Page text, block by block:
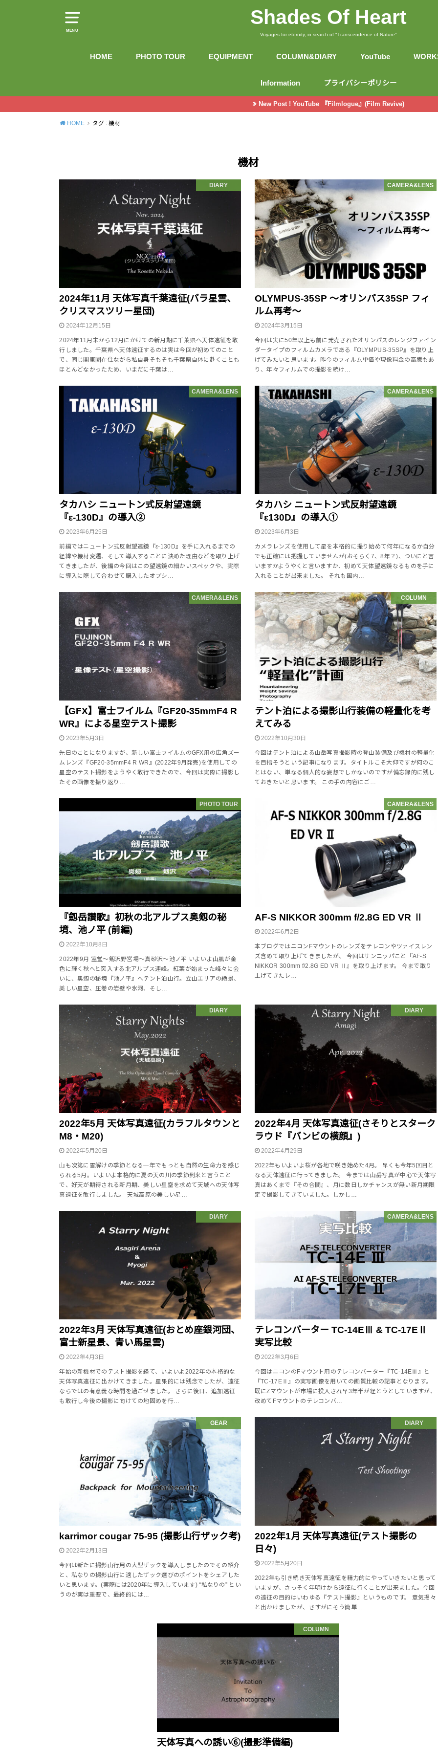
MENU
Shades Of Heart
Voyages for eternity, in search of "Transcendence of Nature"
HOME PHOTO TOUR EQUIPMENT
CAMERA&LENS
COLUMN&DIARY
COLUMN
DIARY
YouTube
Information プライバシーポリシー
New Post ! YouTube 『Filmlogue』(Film Revive)
HOME タグ : 機材
機材
DIARY
2024年11月 天体写真千葉遠征(バラ星雲、
クリスマスツリー星団)
2024年12月15日
2024年11月末から12月にかけての新月期に千葉県へ天体遠征を敢
行しました。千葉県へ天体遠征するのは実は今回が初めてのこと
で、同じ関東圏在住ながら私自身そもそも千葉県自体に赴くことも
ほとんどなかったため、いまだに千葉は…
CAMERA&LENS
OLYMPUS-35SP ～オリンパス35SP フィ
ルム再考～
2024年3月15日
今回は実に50年以上も前に発売されたオリンパスのレンジファイン
ダータイプのフィルムカメラである『OLYMPUS-35SP』を取り上
げてみたいと思います。昨今のフィルム単価や現像料金の高騰もあ
り、年々フィルムでの撮影を続け…
CAMERA&LENS
タカハシ ニュートン式反射望遠鏡
『ε-130D』の導入②
2023年6月25日
前編ではニュートン式反射望遠鏡『ε-130D』を手に入れるまでの
経緯や機材変遷、そして導入することに決めた理由などを取り上げ
てきましたが、後編の今回はこの望遠鏡の細かいスペックや、実際
に導入に際して合わせて購入したオプシ…
CAMERA&LENS
タカハシ ニュートン式反射望遠鏡
『ε130D』の導入①
2023年6月3日
カメラレンズを使用して星を本格的に撮り始めて何年になるか自分
でも正確には把握していませんが(おそらく7、8年？)、ついにと言
いますかようやくと言いますか、初めて天体望遠鏡なるものを手に
入れることが出来ました。 それも国内…
CAMERA&LENS
【GFX】富士フイルム『GF20-35mmF4 R
WR』による星空テスト撮影
2023年5月3日
先日のことになりますが、新しい富士フイルムのGFX用の広角ズー
ムレンズ『GF20-35mmF4 R WR』(2022年9月発売)を使用しての
星空のテスト撮影をようやく敢行できたので、今回は実際に撮影し
たその画像を振り返り…
COLUMN
テント泊による撮影山行装備の軽量化を考
えてみる
2022年10月30日
今回はテント泊による山岳写真撮影時の登山装備及び機材の軽量化
を目指そうという記事になります。タイトルこそ大仰ですが何のこ
とはない、単なる個人的な妄想でしかないのですが備忘録的に残し
ておきたいと思います。 この手の内容にご…
PHOTO TOUR
『劔岳讃歌』初秋の北アルプス奥剱の秘
境、池ノ平 (前編)
2022年10月8日
2022年9月 室堂～剱沢野営場～真砂沢～池ノ平 いよいよ山肌が金
色に輝く秋へと突入する北アルプス連峰。紅葉が始まった峰々に会
いに、奥剱の秘境『池ノ平』へテント泊山行。立山エリアの絶景、
美しい星空、圧巻の岩壁や氷河、そし…
CAMERA&LENS
AF-S NIKKOR 300mm f/2.8G ED VR Ⅱ
2022年6月2日
本ブログではニコンFマウントのレンズをテレコンやツァイスレン
ズ含めて取り上げてきましたが、 今回はサンニッパこと『AF-S
NIKKOR 300mm f/2.8G ED VR Ⅱ』を取り上げます。 今まで取り
上げてきたレ…
DIARY
2022年5月 天体写真遠征(カラフルタウンと
M8・M20)
2022年5月20日
山も次第に雪解けの季節となる一年でもっとも自然の生命力を感じ
られる5月。いよいよ本格的に夏の天の川の季節到来と言うこと
で、好天が期待される新月期、美しい星空を求めて天城への天体写
真遠征を敢行しました。 天城高原の美しい星…
DIARY
2022年4月 天体写真遠征(さそりとスターク
ラウド『バンビの横顔』)
2022年4月29日
2022年もいよいよ桜が各地で咲き始めた4月。 早くも今年5回目と
なる天体遠征に行ってきました。 今までは山岳写真が中心で天体写
真はあくまで『その合間』、月に数日しかチャンスが無い新月期限
定で撮影してきていました。しかし…
DIARY
2022年3月 天体写真遠征(おとめ座銀河団、
富士新星景、青い馬星雲)
2022年4月3日
年始の新機材でのテスト撮影を経て、いよいよ2022年の本格的な
天体写真遠征に出かけてきました。星果的には残念でしたが、遠征
ならではの有意義な時間を過ごせました。 さらに後日、追加遠征
も敢行し今後の撮影に向けての地固めを行…
CAMERA&LENS
テレコンバーター TC-14EⅢ & TC-17EⅡ
実写比較
2022年3月6日
今回はニコンのFマウント用のテレコンバーター『TC-14EⅢ』と
『TC-17EⅡ』の実写画像を用いての画質比較の記事となります。
既にZマウントが市場に投入され早3年半が経とうとしていますが、
改めてFマウントのテレコンバ…
GEAR
karrimor cougar 75-95 (撮影山行ザック考)
2022年2月13日
今回は新たに撮影山行用の大型ザックを導入しましたのでその紹介
と、私なりの撮影山行に適したザック選びのポイントをシェアした
いと思います。(実際には2020年に導入しています) “私なりの” とい
うのが実は重要で、最終的には…
DIARY
2022年1月 天体写真遠征(テスト撮影の
日々)
2022年5月20日
2022年も引き続き天体写真遠征を精力的にやっていきたいと思って
いますが、さっそく年明けから遠征に行くことが出来ました。今回
の遠征の目的はいわゆる『テスト撮影』というものです。 意気揚々
と出かけましたが、さすがにそう簡単…
COLUMN
天体写真への誘い⑥(撮影準備編)